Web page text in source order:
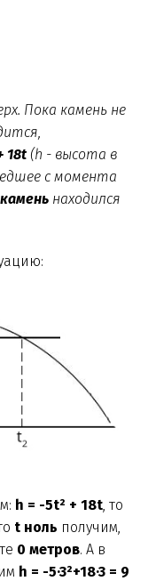
Пока камень не
18t (h - высота в
с момента
находился
h = -5t² + 18t, то
t ноль получим,
0 метров. А в
h = -5·3²+18·3 = 9